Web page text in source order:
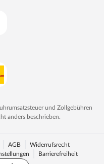
und Zollgebühren
anders beschrieben.
AGB
Widerrufsrecht
Barrierefreiheit